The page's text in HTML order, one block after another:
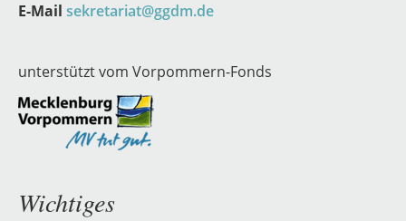
E-Mail sekretariat@ggdm.de
unterstützt vom Vorpommern-Fonds
Wichtiges